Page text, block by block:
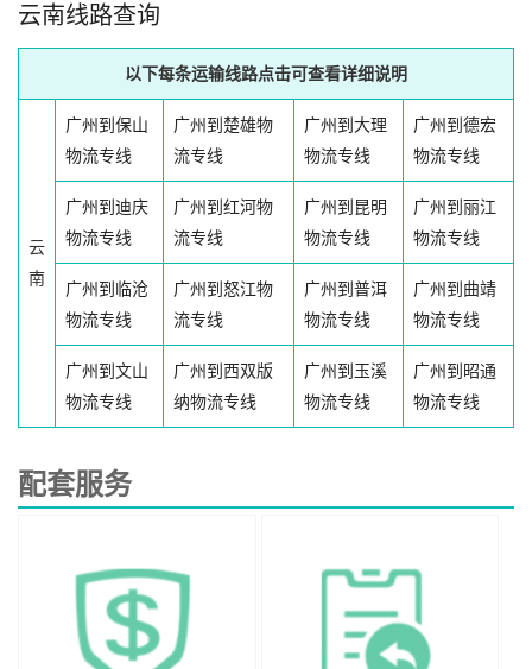
云南线路查询
以下每条运输线路点击可查看详细说明
云
南
广州到保山
物流专线
广州到楚雄物
流专线
广州到大理
物流专线
广州到德宏
物流专线
广州到迪庆
物流专线
广州到红河物
流专线
广州到昆明
物流专线
广州到丽江
物流专线
广州到临沧
物流专线
广州到怒江物
流专线
广州到普洱
物流专线
广州到曲靖
物流专线
广州到文山
物流专线
广州到西双版
纳物流专线
广州到玉溪
物流专线
广州到昭通
物流专线
配套服务